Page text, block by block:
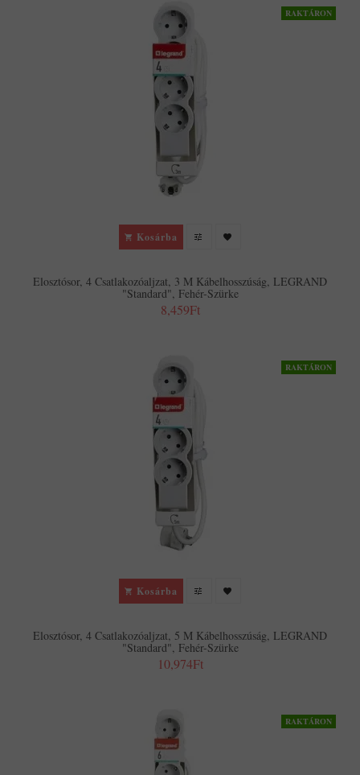
RAKTÁRON
Kosárba
Elosztósor, 4 Csatlakozóaljzat, 3 M Kábelhosszúság, LEGRAND
"Standard", Fehér-Szürke
8,459Ft
RAKTÁRON
Kosárba
Elosztósor, 4 Csatlakozóaljzat, 5 M Kábelhosszúság, LEGRAND
"Standard", Fehér-Szürke
10,974Ft
RAKTÁRON